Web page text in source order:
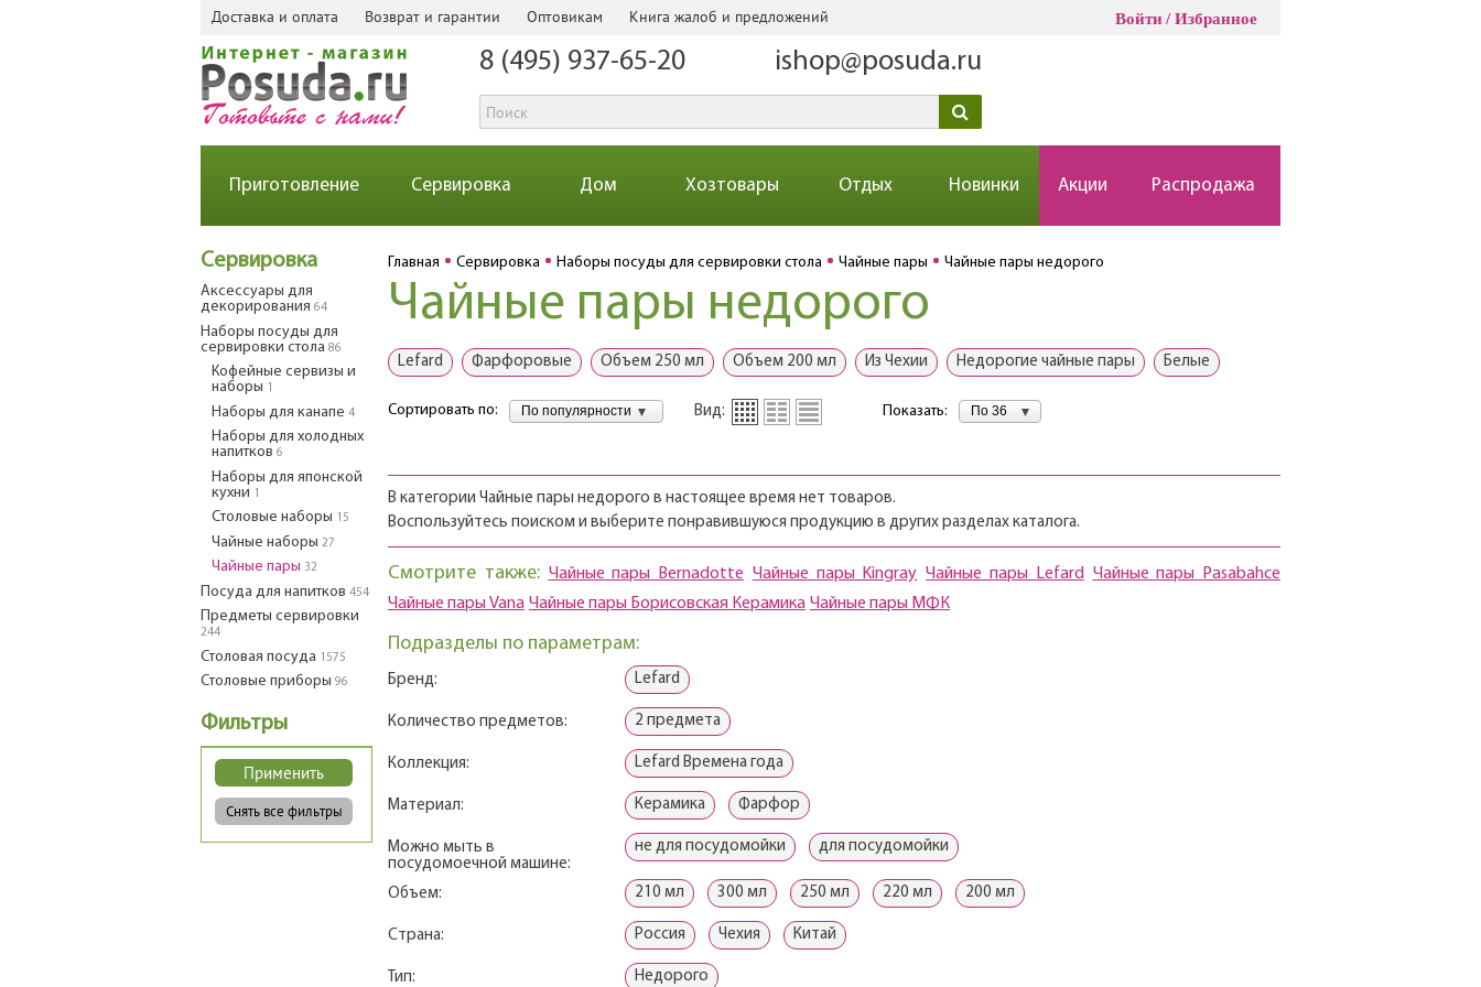
Доставка и оплата Возврат и гарантии Оптовикам Книга жалоб и предложений Войти Избранное
8 (495) 937-65-20 ishop@posuda.ru
Приготовление Сервировка Дом Хозтовары Отдых Новинки Акции Распродажа
Сервировка
Аксессуары для
декорирования 64
Наборы посуды для
сервировки стола 86
Кофейные сервизы и
наборы 1
Наборы для канапе 4
Наборы для холодных
напитков 6
Наборы для японской
кухни 1
Столовые наборы 15
Чайные наборы 27
Чайные пары 32
Посуда для напитков 454
Предметы сервировки
244
Столовая посуда 1575
Столовые приборы 96
Фильтры
Главная Сервировка Наборы посуды для сервировки стола Чайные пары Чайные пары недорого
Чайные пары недорого
Lefard Фарфоровые Объем 250 мл Объем 200 мл Из Чехии Недорогие чайные пары Белые
Сортировать по: По популярности Вид: Показать: По 36
В категории Чайные пары недорого в настоящее время нет товаров.
Воспользуйтесь поиском и выберите понравившуюся продукцию в других разделах каталога.
Смотрите также: Чайные пары Bernadotte Чайные пары Kingray Чайные пары Lefard
Чайные пары Pasabahce
Чайные пары Vana Чайные пары Борисовская Керамика Чайные пары МФК
Подразделы по параметрам:
Бренд: Lefard
Количество предметов: 2 предмета
Коллекция: Lefard Времена года
Материал: Керамика Фарфор
Можно мыть в
посудомоечной машине:
не для посудомойки для посудомойки
Объем: 210 мл 300 мл 250 мл 220 мл 200 мл
Страна: Россия Чехия Китай
Тип: Недорого